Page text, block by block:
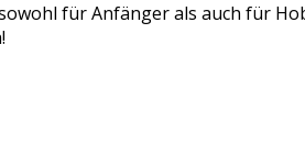
für Anfänger als auch für